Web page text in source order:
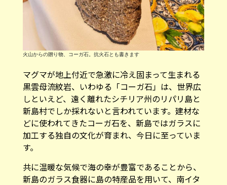
火山からの贈り物、コーガ石。抗火石とも書きます
マグマが地上付近で急激に冷え固まって生まれる
黒雲母流紋岩、いわゆる「コーガ石」は、世界広
しといえど、遠く離れたシチリア州のリパリ島と
新島村でしか採れないと言われています。建材な
どに使われてきたコーガ石を、新島ではガラスに
加工する独自の文化が育まれ、今日に至っていま
す。
共に温暖な気候で海の幸が豊富であることから、
新島のガラス食器に島の特産品を用いて、南イタ